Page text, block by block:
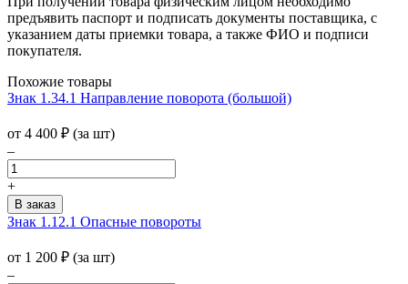
предъявить паспорт и подписать документы поставщика, с
указанием даты приемки товара, а также ФИО и подписи
покупателя.
Похожие товары
Знак 1.34.1 Направление поворота (большой)
от 4 400 ₽ (за шт)
–
+
Знак 1.12.1 Опасные повороты
от 1 200 ₽ (за шт)
–